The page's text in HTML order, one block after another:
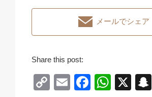
メールでシェア
Share this post:
C
E
F
W
X